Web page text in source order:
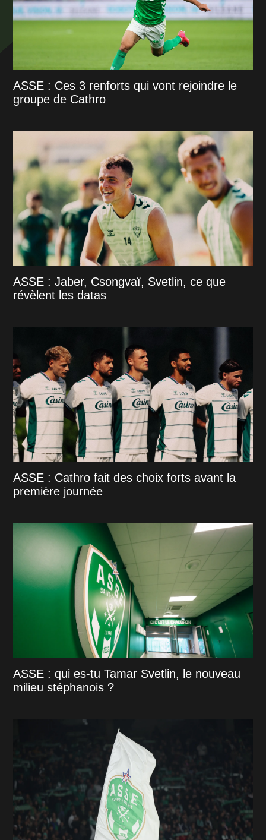
ASSE : Ces 3 renforts qui vont rejoindre le
groupe de Cathro
ASSE : Jaber, Csongvaï, Svetlin, ce que
révèlent les datas
ASSE : Cathro fait des choix forts avant la
première journée
ASSE : qui es-tu Tamar Svetlin, le nouveau
milieu stéphanois ?